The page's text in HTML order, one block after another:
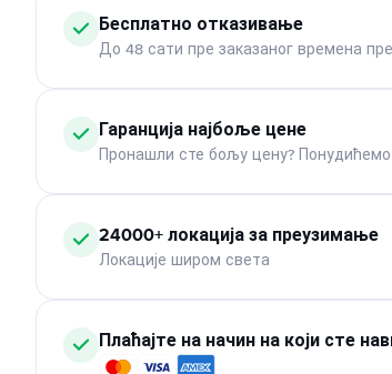
Бесплатно отказивање
До 48 сати пре заказаног времена
Гаранција најбоље цене
Пронашли сте бољу цену?
24000+ локација за преузимање
Локације широм света
Плаћајте на начин на који сте